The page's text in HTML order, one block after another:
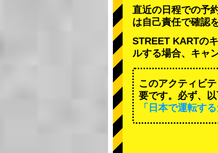
直近の日程での予
は自己責任で確認
STREET KARTの
ルする場合、キャ
このアクティビ
要です。必ず、
「日本で運転す